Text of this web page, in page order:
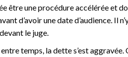
être une procédure accélérée et
d’avoir une date d’audience. Il
le juge.
entre temps, la dette s’est